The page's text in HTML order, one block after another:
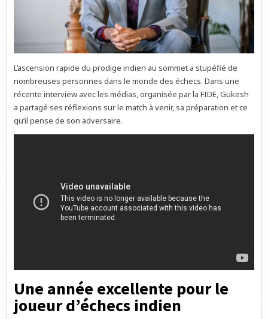
L’ascension rapide du prodige indien au sommet a stupéfié de
nombreuses personnes dans le monde des échecs. Dans une
récente interview avec les médias, organisée par la FIDE, Gukesh
a partagé ses réflexions sur le match à venir, sa préparation et ce
qu’il pense de son adversaire.
Une année excellente pour le
joueur d’échecs indien